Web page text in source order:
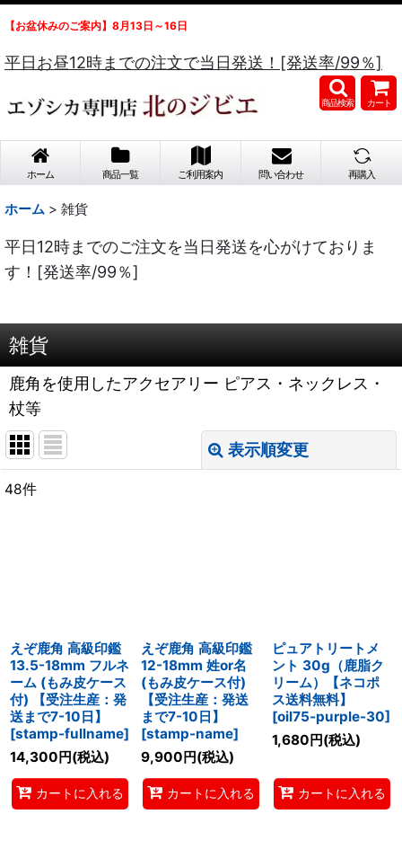
【お盆休みのご案内】8月13日～16日
平日お昼12時までの注文で当日発送！[発送率/99％]
商品検索 カート
ホーム 商品一覧 ご利用案内 問い合わせ 再購入
ホーム > 雑貨
平日12時までのご注文を当日発送を心がけておりま
す！[発送率/99％]
雑貨
鹿角を使用したアクセアリー ピアス・ネックレス・
杖等
表示順変更
絞り込む
48件
えぞ鹿角 高級印鑑
13.5-18mm フルネ
ーム (もみ皮ケース
付) 【受注生産：発
送まで7-10日】
[stamp-fullname]
14,300円(税込)
カートに入れる
えぞ鹿角 高級印鑑
12-18mm 姓or名
(もみ皮ケース付)
【受注生産：発送
まで7-10日】
[stamp-name]
9,900円(税込)
カートに入れる
ピュアトリートメ
ント 30g（鹿脂ク
リーム）【ネコポ
ス送料無料】
[oil75-purple-30]
1,680円(税込)
カートに入れる